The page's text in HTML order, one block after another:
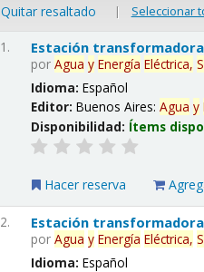
Quitar resaltado | Seleccionar
1. Estación
porAgua y Energía Eléctrica,
Idioma:Español
Editor:Buenos Aires:Agua y
Disponibilidad: Ítems
Hacer reserva
2. Estación
porAgua y Energía Eléctrica,
Idioma:Español